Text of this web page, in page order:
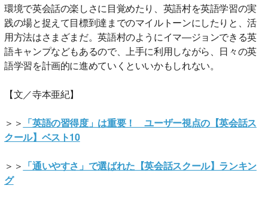
環境で英会話の楽しさに目覚めたり、英語村を英語学習の実
践の場と捉えて目標到達までのマイルトーンにしたりと、活
用方法はさまざまだ。英語村のようにイマ―ジョンできる英
語キャンプなどもあるので、上手に利用しながら、日々の英
語学習を計画的に進めていくといいかもしれない。
【文／寺本亜紀】
＞＞ 「英語の習得度」は重要！ ユーザー視点の【英会話ス
クール】ベスト10
＞＞ 「通いやすさ」で選ばれた【英会話スクール】ランキン
グ